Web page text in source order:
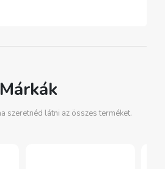
Márkák
szeretnéd látni az összes terméket.